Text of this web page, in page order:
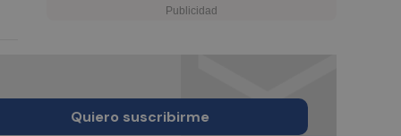
Quiero suscribirme